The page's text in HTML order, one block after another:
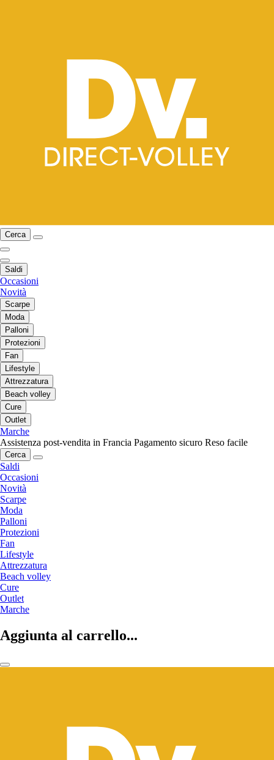
Cerca
Saldi
Occasioni
Novità
Scarpe
Moda
Palloni
Protezioni
Fan
Lifestyle
Attrezzatura
Beach volley
Cure
Outlet
Marche
Assistenza post-vendita in Francia Pagamento sicuro Reso facile
Cerca
Saldi
Occasioni
Novità
Scarpe
Moda
Palloni
Protezioni
Fan
Lifestyle
Attrezzatura
Beach volley
Cure
Outlet
Marche
Aggiunta al carrello...